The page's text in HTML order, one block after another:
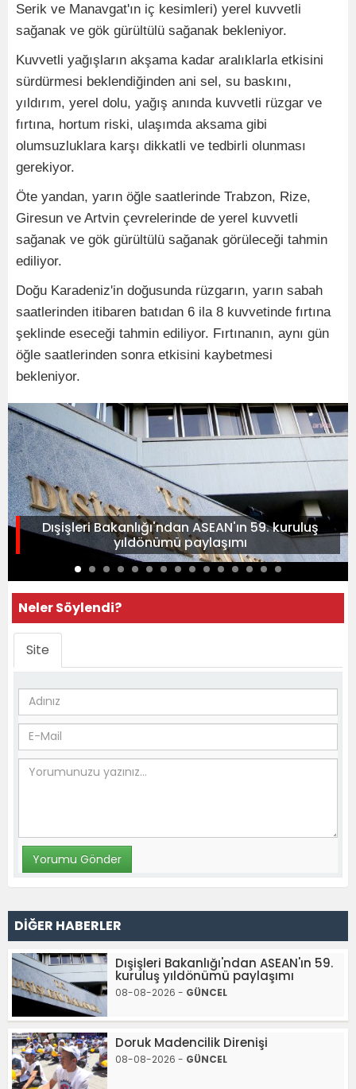
Serik ve Manavgat'ın iç kesimleri) yerel kuvvetli
sağanak ve gök gürültülü sağanak bekleniyor.
Kuvvetli yağışların akşama kadar aralıklarla etkisini
sürdürmesi beklendiğinden ani sel, su baskını,
yıldırım, yerel dolu, yağış anında kuvvetli rüzgar ve
fırtına, hortum riski, ulaşımda aksama gibi
olumsuzluklara karşı dikkatli ve tedbirli olunması
gerekiyor.
Öte yandan, yarın öğle saatlerinde Trabzon, Rize,
Giresun ve Artvin çevrelerinde de yerel kuvvetli
sağanak ve gök gürültülü sağanak görüleceği tahmin
ediliyor.
Doğu Karadeniz'in doğusunda rüzgarın, yarın sabah
saatlerinden itibaren batıdan 6 ila 8 kuvvetinde fırtına
şeklinde eseceği tahmin ediliyor. Fırtınanın, aynı gün
öğle saatlerinden sonra etkisini kaybetmesi
bekleniyor.
Dışişleri Bakanlığı'ndan ASEAN'ın 59. kuruluş
yıldönümü paylaşımı
Neler Söylendi?
Site
DİĞER HABERLER
Dışişleri Bakanlığı'ndan ASEAN'ın 59.
kuruluş yıldönümü paylaşımı
08-08-2026 - GÜNCEL
Doruk Madencilik Direnişi
08-08-2026 - GÜNCEL